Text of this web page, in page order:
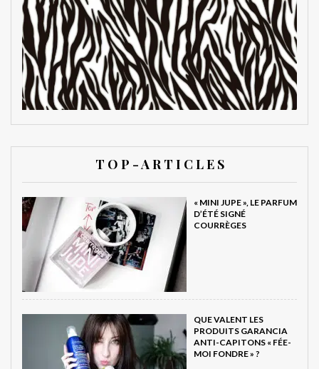
T O P - A R T I C L E S
« MINI JUPE », LE PARFUM
D’ÉTÉ SIGNÉ
COURRÈGES
QUE VALENT LES
PRODUITS GARANCIA
ANTI-CAPITONS « FÉE-
MOI FONDRE » ?